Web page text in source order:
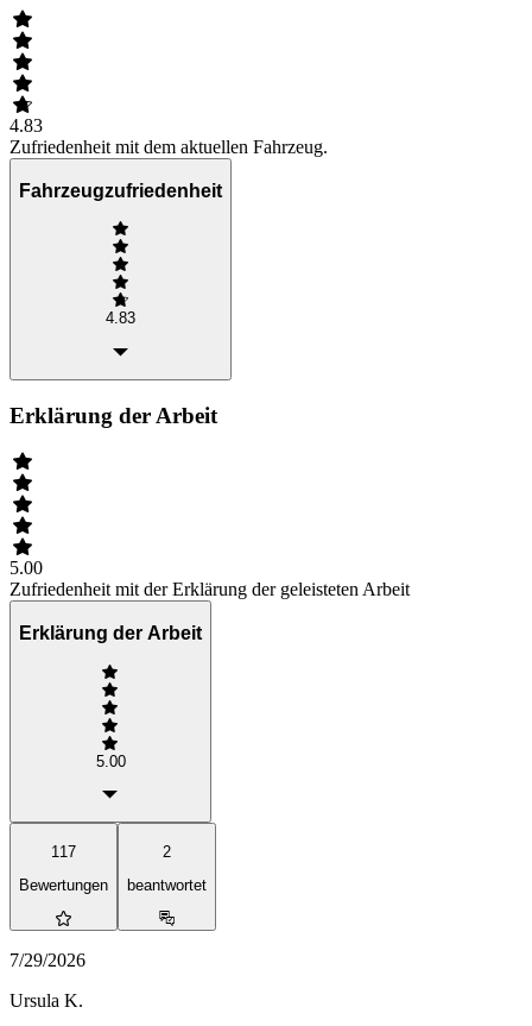
4.83
Zufriedenheit mit dem aktuellen Fahrzeug.
Fahrzeugzufriedenheit
4.83
Erklärung der Arbeit
5.00
Zufriedenheit mit der Erklärung der geleisteten Arbeit
Erklärung der Arbeit
5.00
117
Bewertungen
2
beantwortet
7/29/2026
Ursula K.